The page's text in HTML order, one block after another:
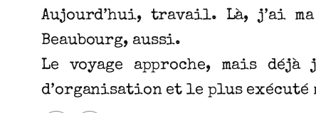
Aujourd’hui, travail. Là, j’ai
Beaubourg, aussi.
Le voyage approche, mais
d’organisation et le plus exécuté